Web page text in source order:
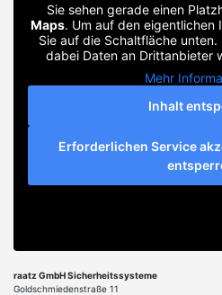
Sie sehen gerade einen
Maps. Um auf den eigentlichen
Sie auf die Schaltfläche
dabei Daten an Drittanbieter
Mehr
Inhalt
Erforderlichen Service
raatz GmbH Sicherheitssysteme
Goldschmiedenstraße 11